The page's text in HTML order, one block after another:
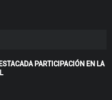
PARTICIPACIÓN EN LA